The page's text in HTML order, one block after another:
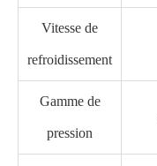
Vitesse de
refroidissement
Gamme de
pression